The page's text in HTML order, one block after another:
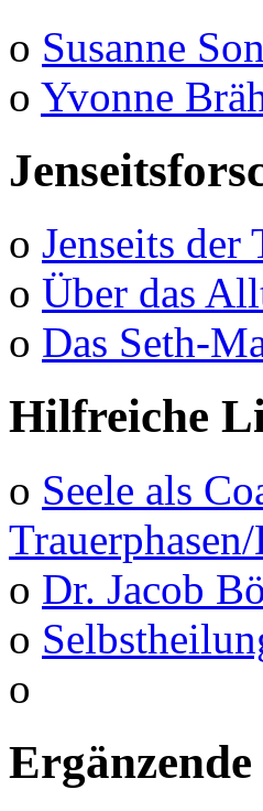
o Susanne
o Yvonne
o Jenseits der
o Über das
o Das Seth-
Hilfreiche
o Seele als
o Dr. Jacob
o
o